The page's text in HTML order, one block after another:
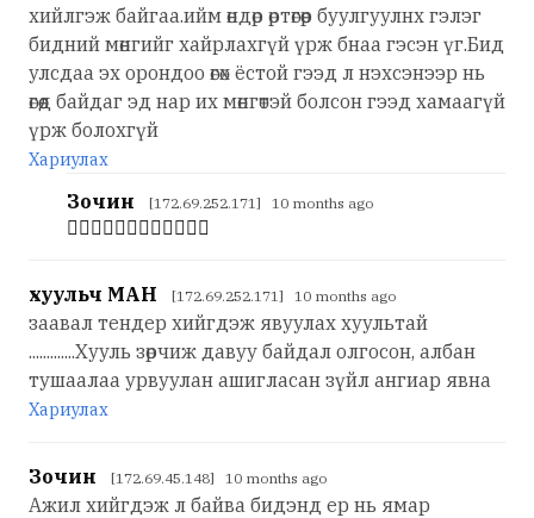
хийлгэж байгаа.ийм өндөр өртөгөөр буулгуулнх гэлэг
бидний мөнгийг хайрлахгүй үрж бнаа гэсэн үг.Бид
улсдаа эх орондоо өгөх ёстой гээд л нэхсэнээр нь
өгөөд байдаг эд нар их мөнгөтэй болсон гээд хамаагүй
үрж болохгүй
Хариулах
Зочин [172.69.252.171] 10 months ago
👍🏻👍🏻👍🏻👍🏻👍🏻👍🏻
хуульч МАН [172.69.252.171] 10 months ago
заавал тендер хийгдэж явуулах хуультай
.............Хууль зөрчиж давуу байдал олгосон, албан
тушаалаа урвуулан ашигласан зүйл ангиар явна
Хариулах
Зочин [172.69.45.148] 10 months ago
Ажил хийгдэж л байва бидэнд ер нь ямар